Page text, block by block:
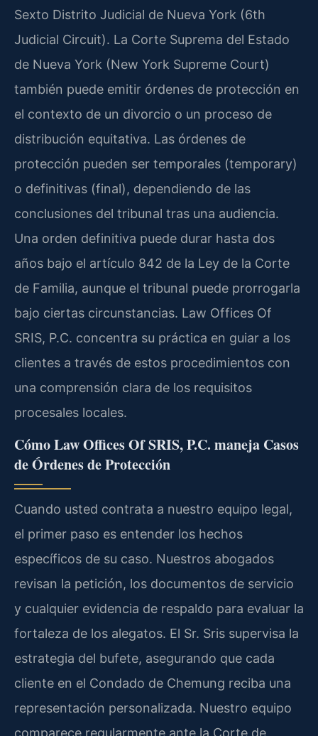
Sexto Distrito Judicial de Nueva York (6th
Judicial Circuit). La Corte Suprema del Estado
de Nueva York (New York Supreme Court)
también puede emitir órdenes de protección en
el contexto de un divorcio o un proceso de
distribución equitativa. Las órdenes de
protección pueden ser temporales (temporary)
o definitivas (final), dependiendo de las
conclusiones del tribunal tras una audiencia.
Una orden definitiva puede durar hasta dos
años bajo el artículo 842 de la Ley de la Corte
de Familia, aunque el tribunal puede prorrogarla
bajo ciertas circunstancias. Law Offices Of
SRIS, P.C. concentra su práctica en guiar a los
clientes a través de estos procedimientos con
una comprensión clara de los requisitos
procesales locales.
Cómo Law Offices Of SRIS, P.C. maneja Casos
de Órdenes de Protección
Cuando usted contrata a nuestro equipo legal,
el primer paso es entender los hechos
específicos de su caso. Nuestros abogados
revisan la petición, los documentos de servicio
y cualquier evidencia de respaldo para evaluar la
fortaleza de los alegatos. El Sr. Sris supervisa la
estrategia del bufete, asegurando que cada
cliente en el Condado de Chemung reciba una
representación personalizada. Nuestro equipo